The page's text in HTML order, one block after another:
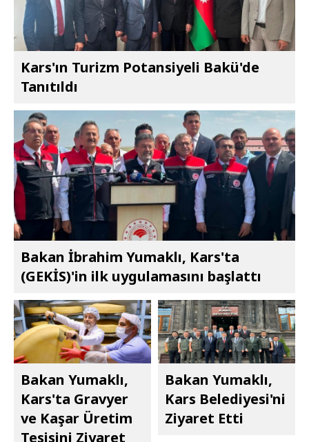
Kars'ın Turizm Potansiyeli Bakü'de
Tanıtıldı
Bakan İbrahim Yumaklı, Kars'ta
(GEKİS)'in ilk uygulamasını başlattı
Bakan Yumaklı,
Kars'ta Gravyer
ve Kaşar Üretim
Tesisini Ziyaret
Bakan Yumaklı,
Kars Belediyesi'ni
Ziyaret Etti